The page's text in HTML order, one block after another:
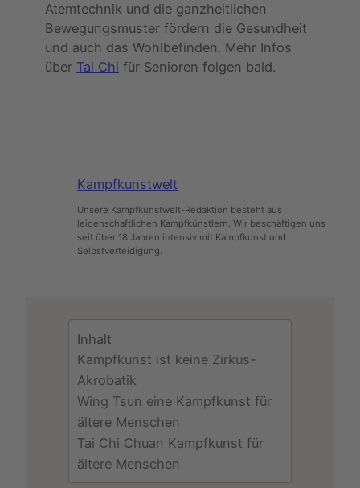
Atemtechnik und die ganzheitlichen
Bewegungsmuster fördern die Gesundheit
und auch das Wohlbefinden. Mehr Infos
über Tai Chi für Senioren folgen bald.
Kampfkunstwelt
Unsere Kampfkunstwelt-Redaktion besteht aus
leidenschaftlichen Kampfkünstlern. Wir beschäftigen uns
seit über 18 Jahren intensiv mit Kampfkunst und
Selbstverteidigung.
Inhalt
Kampfkunst ist keine Zirkus-
Akrobatik
Wing Tsun eine Kampfkunst für
ältere Menschen
Tai Chi Chuan Kampfkunst für
ältere Menschen